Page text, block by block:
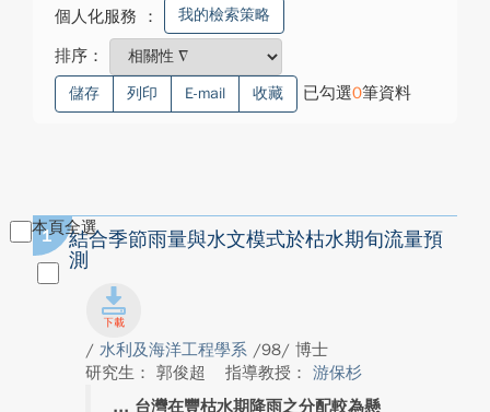
個人化服務 ： 我的檢索策略
排序：
儲存 列印 E-mail 收藏 已勾選0筆資料
本頁全選
1
結合季節雨量與水文模式於枯水期旬流量預
測
/ 水利及海洋工程學系 /98/ 博士
研究生： 郭俊超
指導教授： 游保杉
台灣在豐枯水期降雨之分配較為懸